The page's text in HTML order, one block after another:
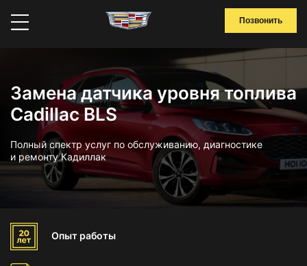
Позвонить
Замена датчика уровня топлива
Cadillac BLS
Полный спектр услуг по обслуживанию, диагностике
и ремонту Кадиллак
Опыт работы